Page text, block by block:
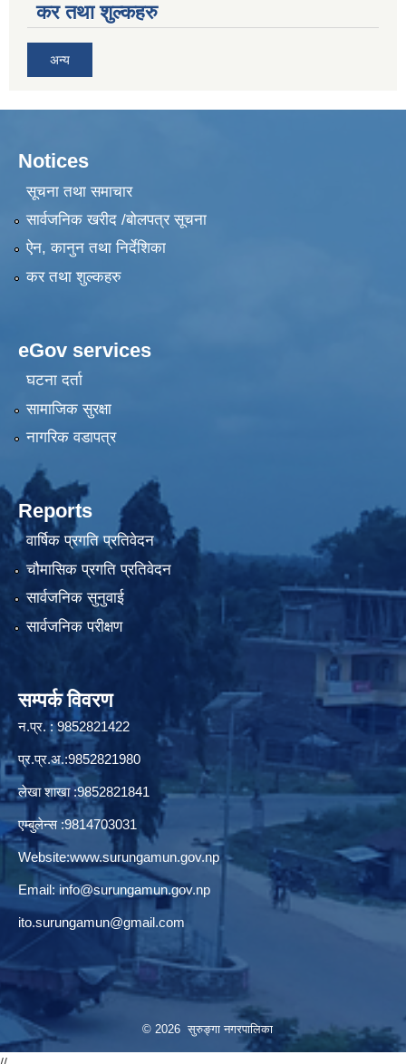
कर तथा शुल्कहरु
अन्य
Notices
सूचना तथा समाचार
सार्वजनिक खरीद /बोलपत्र सूचना
ऐन, कानुन तथा निर्देशिका
कर तथा शुल्कहरु
eGov services
घटना दर्ता
सामाजिक सुरक्षा
नागरिक वडापत्र
Reports
वार्षिक प्रगति प्रतिवेदन
चौमासिक प्रगति प्रतिवेदन
सार्वजनिक सुनुवाई
सार्वजनिक परीक्षण
सम्पर्क विवरण
न.प्र. : 9852821422
प्र.प्र.अ.:9852821980
लेखा शाखा :9852821841
एम्बुलेन्स :9814703031
Website:www.surungamun.gov.np
Email: info@surungamun.gov.np
ito.surungamun@gmail.com
© 2026 सुरुङ्‍गा नगरपालिका